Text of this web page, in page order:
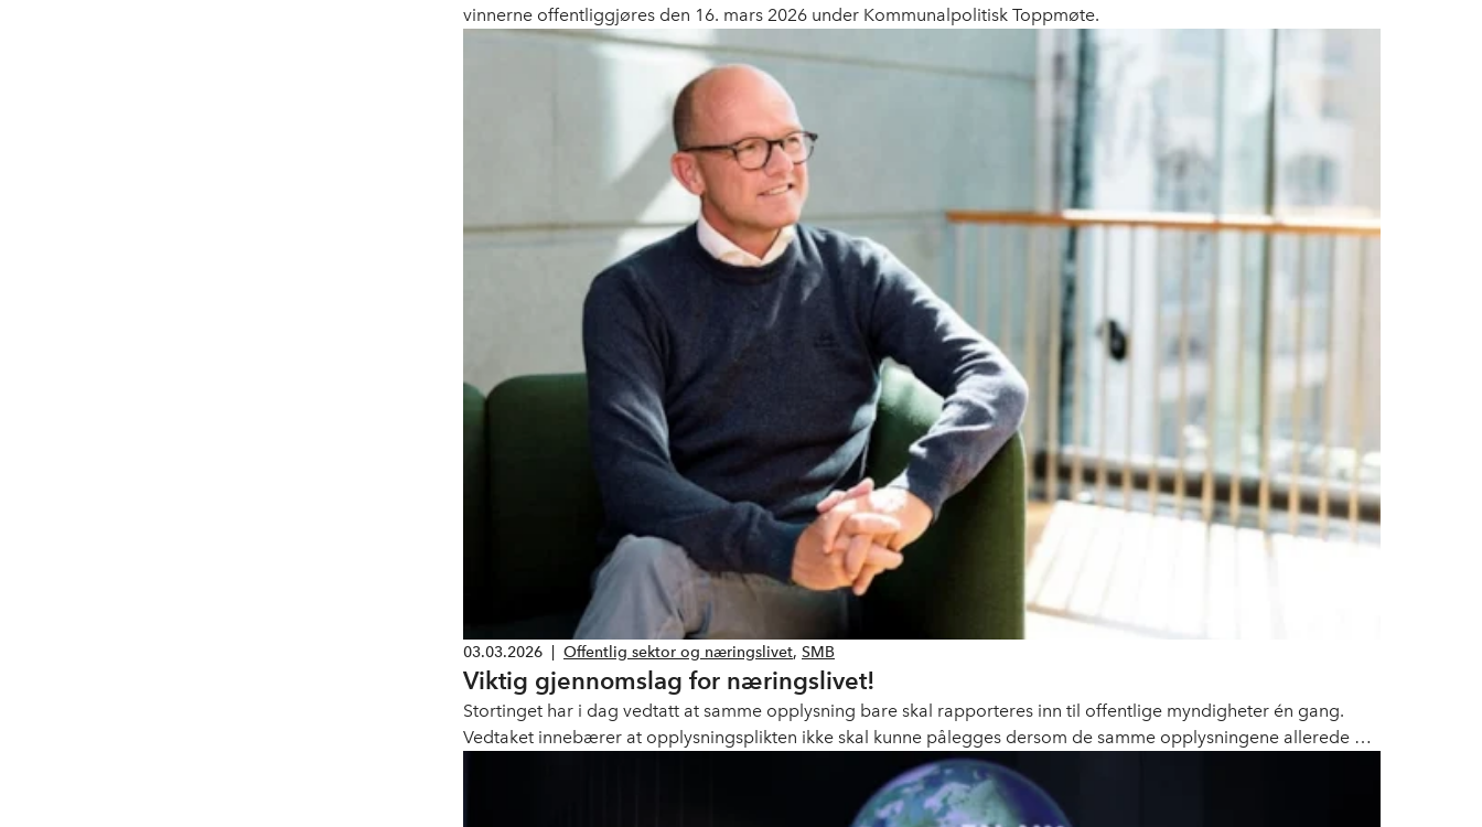
vinnerne offentliggjøres den 16. mars 2026 under Kommunalpolitisk Toppmøte.
03.03.2026 Offentlig sektor og næringslivet, SMB
Viktig gjennomslag for næringslivet!
Stortinget har i dag vedtatt at samme opplysning bare skal rapporteres inn til offentlige myndigheter én gang.
Vedtaket innebærer at opplysningsplikten ikke skal kunne pålegges dersom de samme opplysningene allerede er